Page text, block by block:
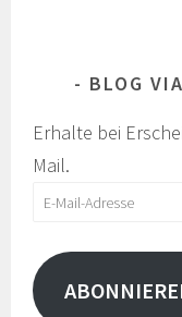
BLOG
Erhalte bei
Mail.
E-
Adresse